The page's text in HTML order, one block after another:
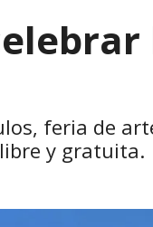
feria de
y gratuita.